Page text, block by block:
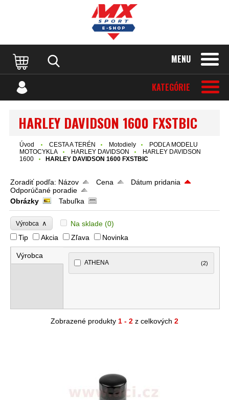
MENU
KATEGÓRIE
HARLEY DAVIDSON 1600 FXSTBIC
Úvod CESTA A TERÉN Motodiely
PODĽA MODELU
MOTOCYKLA
HARLEY DAVIDSON
HARLEY DAVIDSON
1600
HARLEY DAVIDSON 1600 FXSTBIC
Zoradiť podľa: Názov Cena
Dátum pridania
Odporúčané poradie
Obrázky
Tabuľka
Výrobca ∧ Na sklade (0)
Tip
Akcia Zľava Novinka
Výrobca
ATHENA (2)
Zobrazené produkty 1 - 2 z celkových 2